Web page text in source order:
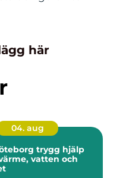
här
04. aug
trygg hjälp
vatten och